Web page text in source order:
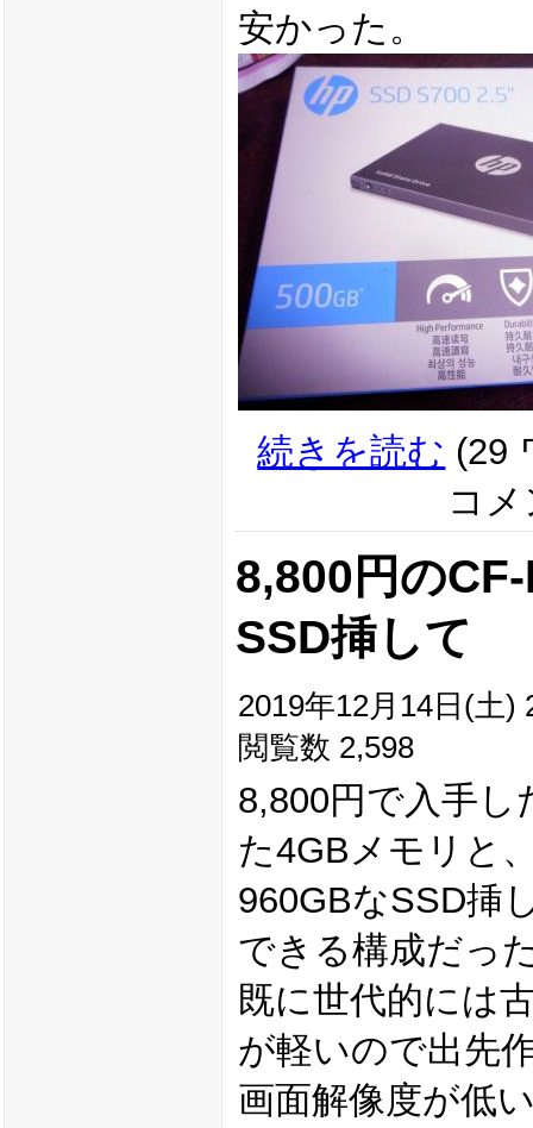
安かった。
続きを読む (29
コ
8,800円の
SSD挿して
2019年12月14日(土)
閲覧数 2,598
8,800円で入手し
た4GBメモリと
960GBなSSD挿
できる構成だっ
既に世代的には
が軽いので出先
画面解像度が低